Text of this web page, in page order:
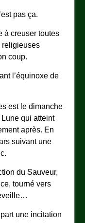
pas ça.
à creuser toutes
religieuses
coup.
l’équinoxe de
est le dimanche
qui atteint
après. En
suivant une
du Sauveur,
tourné vers
une incitation